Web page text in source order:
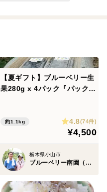
【夏ギフト】ブルーベリー生
果280g x 4パック『パック毎
約1.1kg 4.8(74件)
¥4,500
栃木県小山市
ブルーベリー南園（みなみえん）